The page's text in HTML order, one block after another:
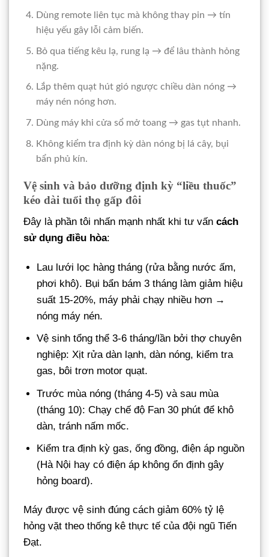
Dùng remote liên tục mà không thay pin → tín
hiệu yếu gây lỗi cảm biến.
Bỏ qua tiếng kêu lạ, rung lạ → để lâu thành hỏng
nặng.
Lắp thêm quạt hút gió ngược chiều dàn nóng →
máy nén nóng hơn.
Dùng máy khi cửa sổ mở toang → gas tụt nhanh.
Không kiểm tra định kỳ dàn nóng bị lá cây, bụi
bẩn phủ kín.
Vệ sinh và bảo dưỡng định kỳ “liều thuốc”
kéo dài tuổi thọ gấp đôi
Đây là phần tôi nhấn mạnh nhất khi tư vấn cách
sử dụng điều hòa:
Lau lưới lọc hàng tháng (rửa bằng nước ấm,
phơi khô). Bụi bẩn bám 3 tháng làm giảm hiệu
suất 15-20%, máy phải chạy nhiều hơn →
nóng máy nén.
Vệ sinh tổng thể 3-6 tháng/lần bởi thợ chuyên
nghiệp: Xịt rửa dàn lạnh, dàn nóng, kiểm tra
gas, bôi trơn motor quạt.
Trước mùa nóng (tháng 4-5) và sau mùa
(tháng 10): Chạy chế độ Fan 30 phút để khô
dàn, tránh nấm mốc.
Kiểm tra định kỳ gas, ống đồng, điện áp nguồn
(Hà Nội hay có điện áp không ổn định gây
hỏng board).
Máy được vệ sinh đúng cách giảm 60% tỷ lệ
hỏng vặt theo thống kê thực tế của đội ngũ Tiến
Đạt.